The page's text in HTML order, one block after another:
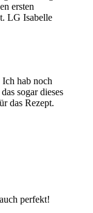
ersten
LG Isabelle
hab noch
sogar dieses
das Rezept.
perfekt!